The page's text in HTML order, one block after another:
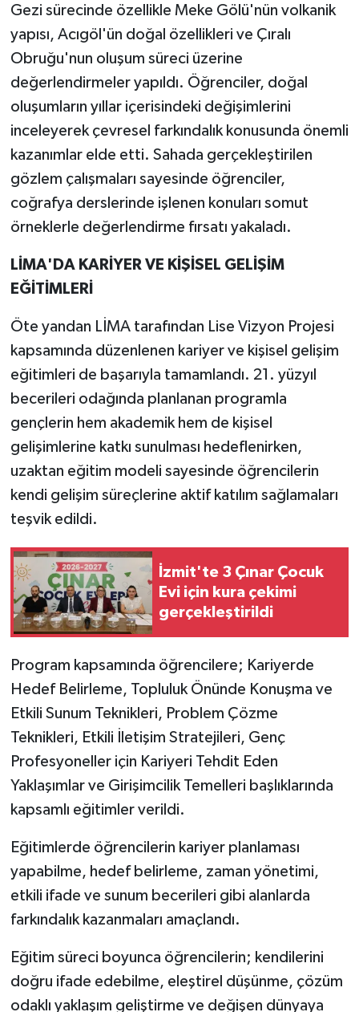
Gezi sürecinde özellikle Meke Gölü'nün volkanik
yapısı, Acıgöl'ün doğal özellikleri ve Çıralı
Obruğu'nun oluşum süreci üzerine
değerlendirmeler yapıldı. Öğrenciler, doğal
oluşumların yıllar içerisindeki değişimlerini
inceleyerek çevresel farkındalık konusunda önemli
kazanımlar elde etti. Sahada gerçekleştirilen
gözlem çalışmaları sayesinde öğrenciler,
coğrafya derslerinde işlenen konuları somut
örneklerle değerlendirme fırsatı yakaladı.
LİMA'DA KARİYER VE KİŞİSEL GELİŞİM
EĞİTİMLERİ
Öte yandan LİMA tarafından Lise Vizyon Projesi
kapsamında düzenlenen kariyer ve kişisel gelişim
eğitimleri de başarıyla tamamlandı. 21. yüzyıl
becerileri odağında planlanan programla
gençlerin hem akademik hem de kişisel
gelişimlerine katkı sunulması hedeflenirken,
uzaktan eğitim modeli sayesinde öğrencilerin
kendi gelişim süreçlerine aktif katılım sağlamaları
teşvik edildi.
İzmit'te 3 Çınar Çocuk
Evi için kura çekimi
gerçekleştirildi
Program kapsamında öğrencilere; Kariyerde
Hedef Belirleme, Topluluk Önünde Konuşma ve
Etkili Sunum Teknikleri, Problem Çözme
Teknikleri, Etkili İletişim Stratejileri, Genç
Profesyoneller için Kariyeri Tehdit Eden
Yaklaşımlar ve Girişimcilik Temelleri başlıklarında
kapsamlı eğitimler verildi.
Eğitimlerde öğrencilerin kariyer planlaması
yapabilme, hedef belirleme, zaman yönetimi,
etkili ifade ve sunum becerileri gibi alanlarda
farkındalık kazanmaları amaçlandı.
Eğitim süreci boyunca öğrencilerin; kendilerini
doğru ifade edebilme, eleştirel düşünme, çözüm
odaklı yaklaşım geliştirme ve değişen dünyaya